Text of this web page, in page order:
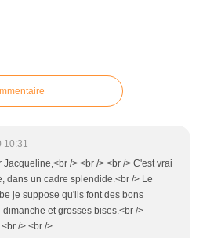
10:31
Jacqueline,<br /> <br /> <br /> C'est vrai
dans un cadre splendide.<br /> Le
je suppose qu'ils font des bons
dimanche et grosses bises.<br />
/> <br />